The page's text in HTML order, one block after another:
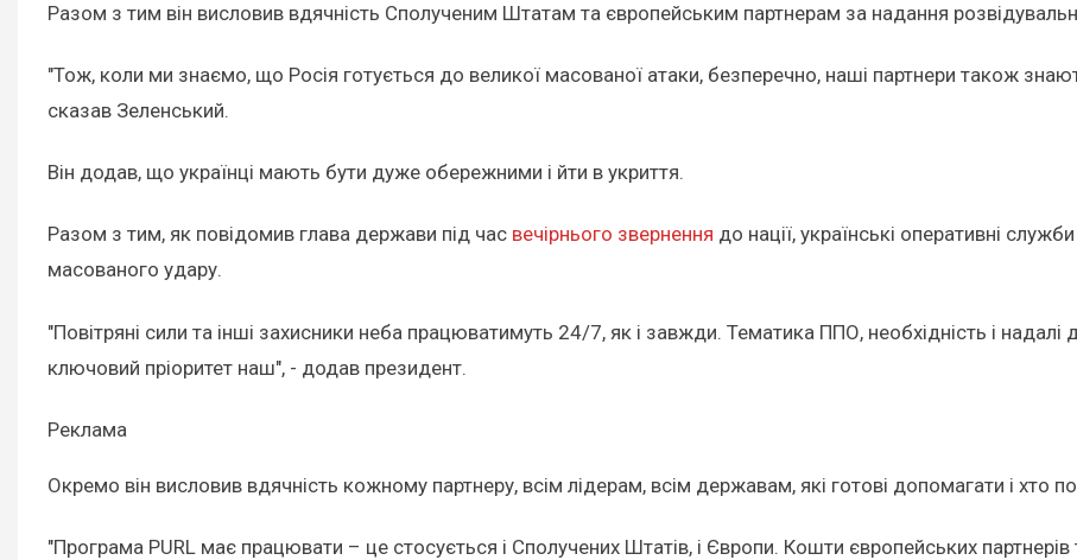
Разом з тим він висловив вдячність Сполученим Штатам та європейським партнерам за надання
"Тож, коли ми знаємо, що Росія готується до великої масованої атаки, безперечно, наші партнери також
сказав Зеленський.
Він додав, що українці мають бути дуже обережними і йти в укриття.
Разом з тим, як повідомив глава держави під час вечірнього звернення до нації, українські оперативні
масованого удару.
"Повітряні сили та інші захисники неба працюватимуть 24/7, як і завжди. Тематика ППО, необхідність і надалі
ключовий пріоритет наш", - додав президент.
Реклама
Окремо він висловив вдячність кожному партнеру, всім лідерам, всім державам, які готові допомагати і хто
"Програма PURL має працювати – це стосується і Сполучених Штатів, і Європи. Кошти європейських